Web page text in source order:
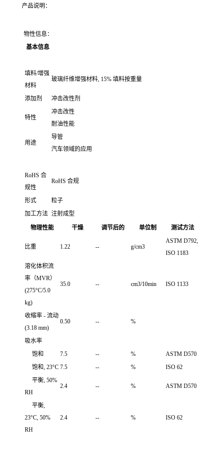
产品说明：
物性信息：
基本信息
填料/增强
材料
玻璃纤维增强材料, 15% 填料按重量
添加剂 冲击改性剂
特性
冲击改性
耐油性能
用途
导管
汽车领域的应用
RoHS 合
规性
RoHS 合规
形式
粒子
加工方法 注射成型
物理性能 干燥 调节后的 单位制 测试方法
比重 1.22 -- g/cm3
ASTM D792,
ISO 1183
溶化体积流
率（MVR）
(275°C/5.0
kg)
35.0 -- cm3/10min ISO 1133
收缩率 - 流动
(3.18 mm)
0.50 -- %
吸水率
饱和
7.5 -- %
ASTM D570
饱和, 23°C 7.5 -- %
ISO 62
平衡, 50%
RH
2.4 -- % ASTM D570
平衡,
23°C, 50%
RH
2.4 -- % ISO 62